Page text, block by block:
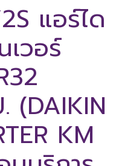
แอร์ได
วอร์
(DAIKIN
KM